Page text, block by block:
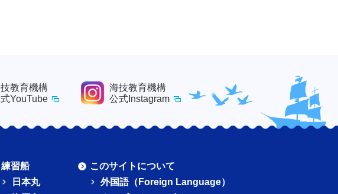
教育機構
YouTube
海技教育機構
公式Instagram
練習船
日本丸
このサイトについて
外国語（Foreign Language）